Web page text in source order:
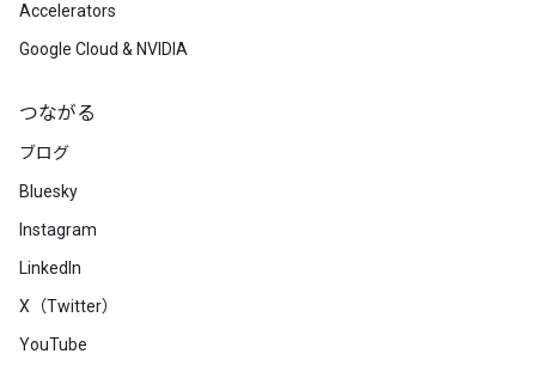
Accelerators
Google Cloud & NVIDIA
つながる
ブログ
Bluesky
Instagram
LinkedIn
X（Twitter）
YouTube